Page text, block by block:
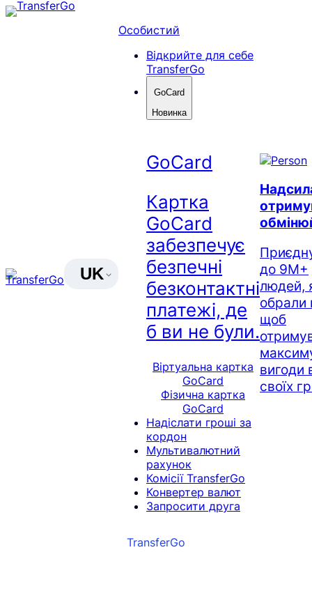
Перейти
UK
Особистий
Відкрийте для себе
TransferGo
GoCard
Новинка
GoCard
Картка
GoCard
забезпечує
безпечні
безконтактні
платежі, де
б ви не були.
Віртуальна картка
GoCard
Фізична картка
GoCard
Надіслати гроші за
кордон
Мультивалютний
рахунок
Комісії TransferGo
Конвертер валют
Запросити друга
до 9M+
людей,
обрали
щоб
вигоди
своїх
TransferGo